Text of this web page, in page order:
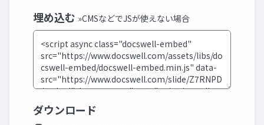
埋め込む »CMSなどでJSが使えない場合
ダウンロード